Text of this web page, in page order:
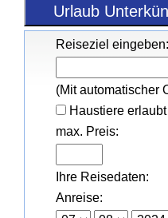
Urlaub
Reiseziel eingeben:
(Mit automatischer
Haustiere erlaubt
max. Preis:
Ihre Reisedaten:
Anreise: